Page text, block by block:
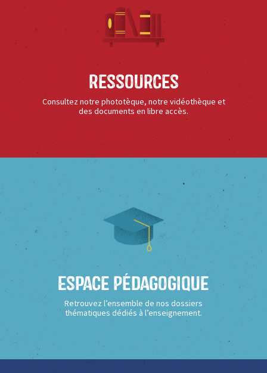
Ressources
Consultez notre phototèque, notre vidéothèque et
des documents en libre accès.
Espace Pédagogique
Retrouvez l’ensemble de nos dossiers
thématiques dédiés à l’enseignement.